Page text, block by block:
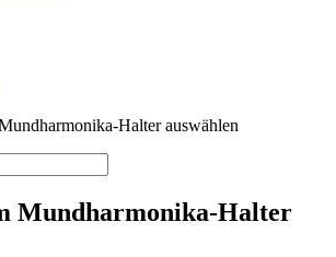
Halter auswählen
Mundharmonika-Halter